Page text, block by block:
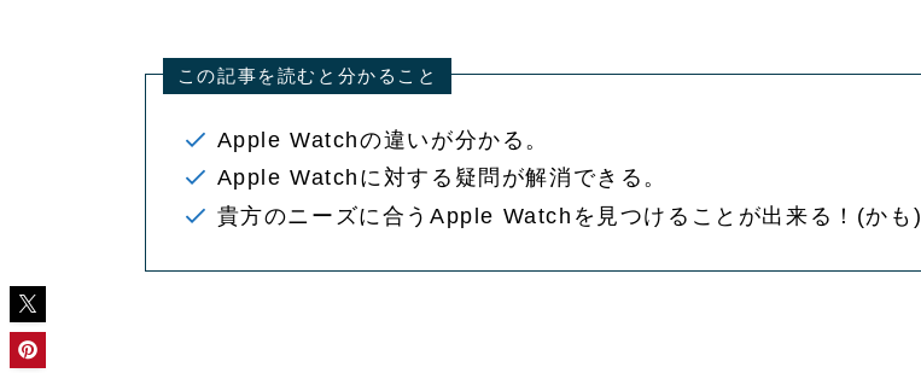
この記事を読むと分かること
Apple Watchの違いが分かる。
Apple Watchに対する疑問が解消できる。
貴方のニーズに合うApple Watchを見つけることが出来る！(かも)